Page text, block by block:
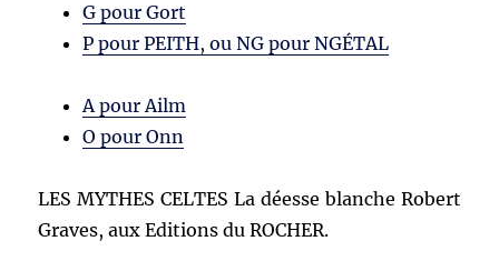
G pour Gort
P pour PEITH, ou NG pour NGÉTAL
A pour Ailm
O pour Onn
LES MYTHES CELTES La déesse blanche Robert
Graves, aux Editions du ROCHER.